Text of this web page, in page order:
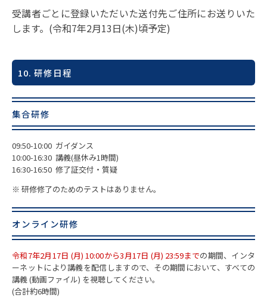
受講者ごとに登録いただいた送付先ご住所にお送りいた
します。(令和7年2月13日(木)頃予定)
10. 研修日程
集合研修
09:50-10:00 ガイダンス
10:00-16:30 講義(昼休み1時間)
16:30-16:50 修了証交付・質疑
※ 研修修了のためのテストはありません。
オンライン研修
令和7年2月17日 (月) 10:00から3月17日 (月) 23:59までの期間、インタ
ーネットにより講義を配信しますので、その期間において、すべての
講義 (動画ファイル) を視聴してください。
(合計約6時間)